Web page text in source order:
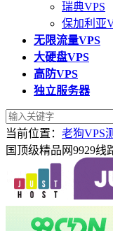
瑞典VPS
保加利亚
无限流量VPS
大硬盘VPS
高防VPS
独立服务器
当前位置： 老狗VPS
国顶级精品网9929线